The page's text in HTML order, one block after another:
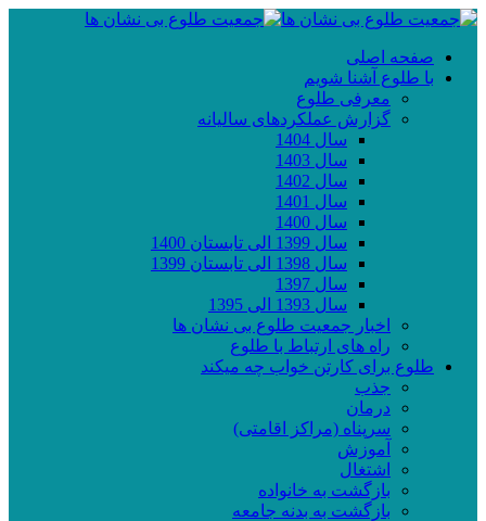
صفحه اصلی
با طلوع آشنا شویم
معرفی طلوع
گزارش عملکردهای سالیانه
سال 1404
سال 1403
سال 1402
سال 1401
سال 1400
سال 1399 الی تابستان 1400
سال 1398 الی تابستان 1399
سال 1397
سال 1393 الی 1395
اخبار جمعیت طلوع بی نشان ها
راه های ارتباط با طلوع
طلوع برای کارتن خواب چه میکند
جذب
درمان
سرپناه (مراکز اقامتی)
آموزش
اشتغال
بازگشت به خانواده
بازگشت به بدنه جامعه